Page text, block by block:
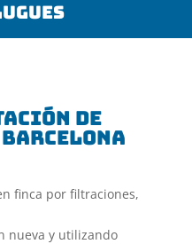
de
finca por filtraciones,
nueva y utilizando